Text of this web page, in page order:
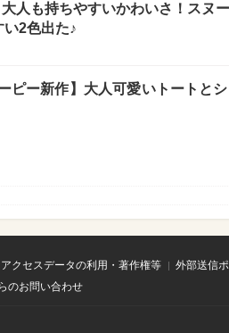
大人も持ちやすいかわいさ！スヌ
2色出た♪
ピー新作】大人可愛いトートと
アクセスデータの利用・著作権等 外部送信
のお問い合わせ